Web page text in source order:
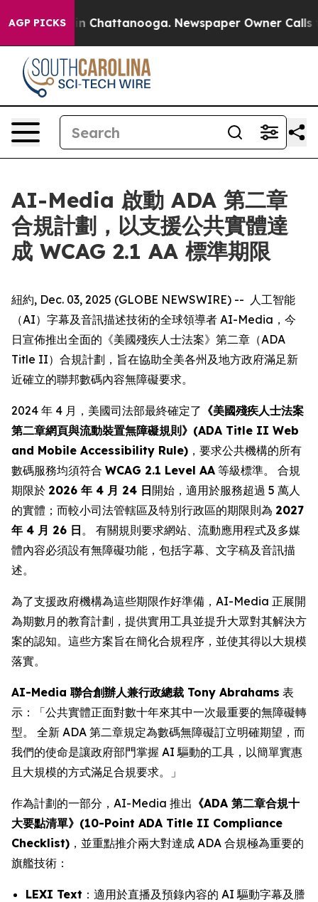
AGP PICKS
Chaos in Chattanooga. Newspaper Owner Calls
AI-Media 啟動 ADA 第二章
合規計劃，以支援公共實體達
成 WCAG 2.1 AA 標準期限
紐約, Dec. 03, 2025 (GLOBE NEWSWIRE) -- 人工智能
（AI）字幕及音訊描述技術的全球領導者 AI-Media，今
日宣佈推出全面的《美國殘疾人士法案》第二章（ADA
Title II）合規計劃，旨在協助全美各州及地方政府滿足新
近確立的聯邦數碼內容無障礙要求。
2024 年 4 月，美國司法部最終確定了 《美國殘疾人士法案
第二章網頁與流動裝置無障礙規則》(ADA Title II Web
and Mobile Accessibility Rule) ，要求公共機構的所有
數碼服務均須符合 WCAG 2.1 Level AA 等級標準。 合規
期限於 2026 年 4 月 24 日開始，適用於服務超過 5 萬人
的實體；而較小司法管轄區及特別行政區的期限則為 2027
年 4 月 26 日。 有關規則要求網站、流動應用程式及多媒
體內容必須設有無障礙功能，包括字幕、文字稿及音訊描
述。
為了支援政府機構為這些期限作好準備，AI-Media 正展開
為期數月的教育計劃，提供實用工具並提升大眾對其解決方
案的認知。這些方案旨在簡化合規程序，並使其得以大規模
落實。
AI-Media 聯合創辦人兼行政總裁 Tony Abrahams 表
示：「公共實體正面對數十年來其中一次最重要的無障礙轉
型。 全新 ADA 第二章規定為數碼無障礙訂立明確期望，而
我們的使命是讓政府部門掌握 AI 驅動的工具，以簡單實惠
且大規模的方式滿足合規要求。」
作為計劃的一部分，AI-Media 推出 《ADA 第二章合規十
大要點清單》(10-Point ADA Title II Compliance
Checklist) ，並重點推介兩大對達成 ADA 合規極為重要的
旗艦技術：
LEXI Text ：適用於直播及預錄內容的 AI 驅動字幕及謄